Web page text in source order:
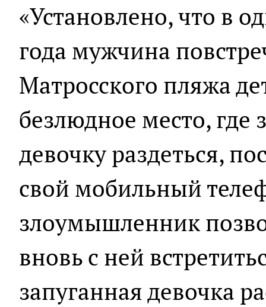
«Установлено, что в
года мужчина
Матросского пляжа
безлюдное место, где
девочку раздеться,
свой мобильный
злоумышленник
вновь с ней
запуганная девочка